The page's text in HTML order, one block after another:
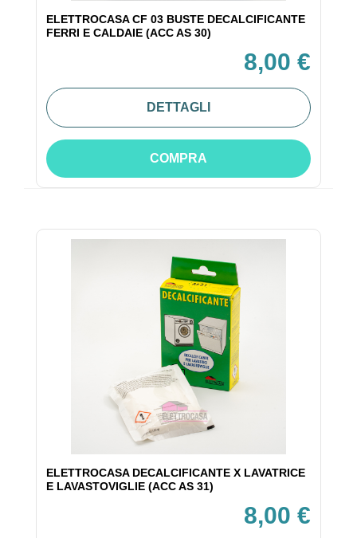
ELETTROCASA CF 03 BUSTE DECALCIFICANTE
FERRI E CALDAIE (ACC AS 30)
8,00 €
DETTAGLI
COMPRA
ELETTROCASA DECALCIFICANTE X LAVATRICE
E LAVASTOVIGLIE (ACC AS 31)
8,00 €